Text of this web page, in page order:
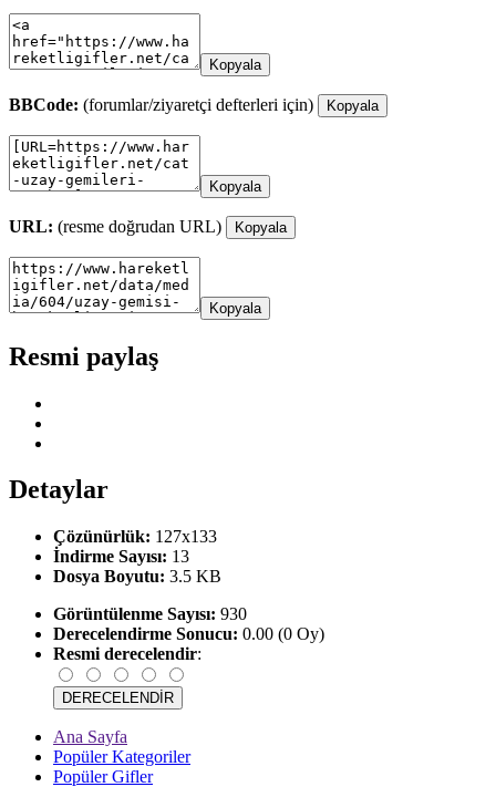
Kopyala
BBCode: (forumlar/ziyaretçi defterleri için) Kopyala
Kopyala
URL: (resme doğrudan URL) Kopyala
Kopyala
Resmi paylaş
Detaylar
Çözünürlük: 127x133
İndirme Sayısı: 13
Dosya Boyutu: 3.5 KB
Görüntülenme Sayısı: 930
Derecelendirme Sonucu: 0.00 (0 Oy)
Resmi derecelendir:
Ana Sayfa
Popüler Kategoriler
Popüler Gifler